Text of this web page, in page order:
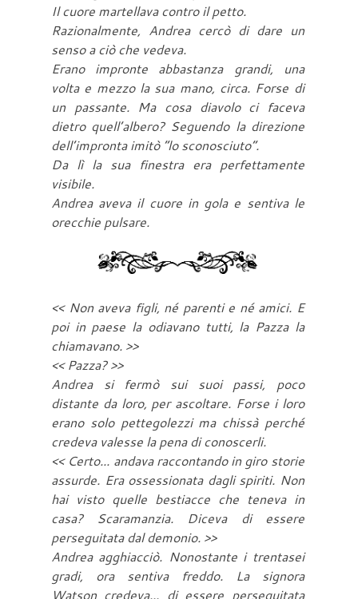
Il cuore martellava contro il petto.
Razionalmente, Andrea cercò di dare un
senso a ciò che vedeva.
Erano impronte abbastanza grandi, una
volta e mezzo la sua mano, circa. Forse di
un passante. Ma cosa diavolo ci faceva
dietro quell’albero? Seguendo la direzione
dell’impronta imitò “lo sconosciuto”.
Da lì la sua finestra era perfettamente
visibile.
Andrea aveva il cuore in gola e sentiva le
orecchie pulsare.
<< Non aveva figli, né parenti e né amici. E
poi in paese la odiavano tutti, la Pazza la
chiamavano. >>
<< Pazza? >>
Andrea si fermò sui suoi passi, poco
distante da loro, per ascoltare. Forse i loro
erano solo pettegolezzi ma chissà perché
credeva valesse la pena di conoscerli.
<< Certo... andava raccontando in giro storie
assurde. Era ossessionata dagli spiriti. Non
hai visto quelle bestiacce che teneva in
casa? Scaramanzia. Diceva di essere
perseguitata dal demonio. >>
Andrea agghiacciò. Nonostante i trentasei
gradi, ora sentiva freddo. La signora
Watson credeva... di essere perseguitata